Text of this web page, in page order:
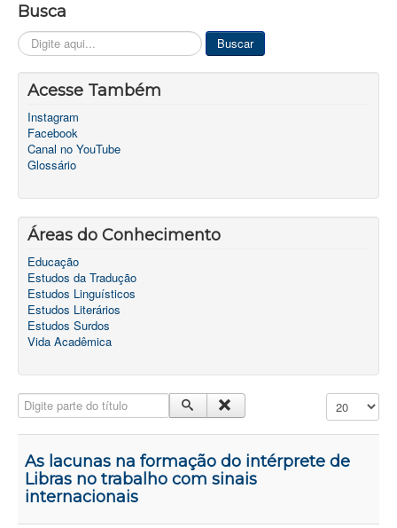
Busca
Pesquisar... Buscar
Acesse Também
Instagram
Facebook
Canal no YouTube
Glossário
Áreas do Conhecimento
Educação
Estudos da Tradução
Estudos Linguísticos
Estudos Literários
Estudos Surdos
Vida Acadêmica
Digite parte do título Exibir #
As lacunas na formação do intérprete de
Libras no trabalho com sinais
internacionais